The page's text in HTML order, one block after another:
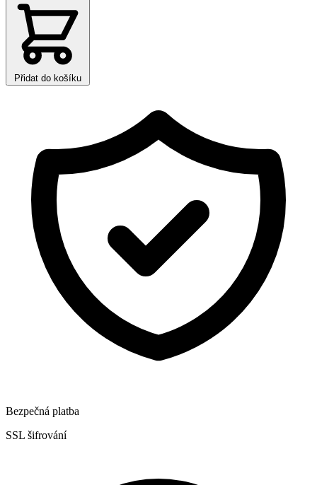
Přidat do košíku
Bezpečná platba
SSL šifrování